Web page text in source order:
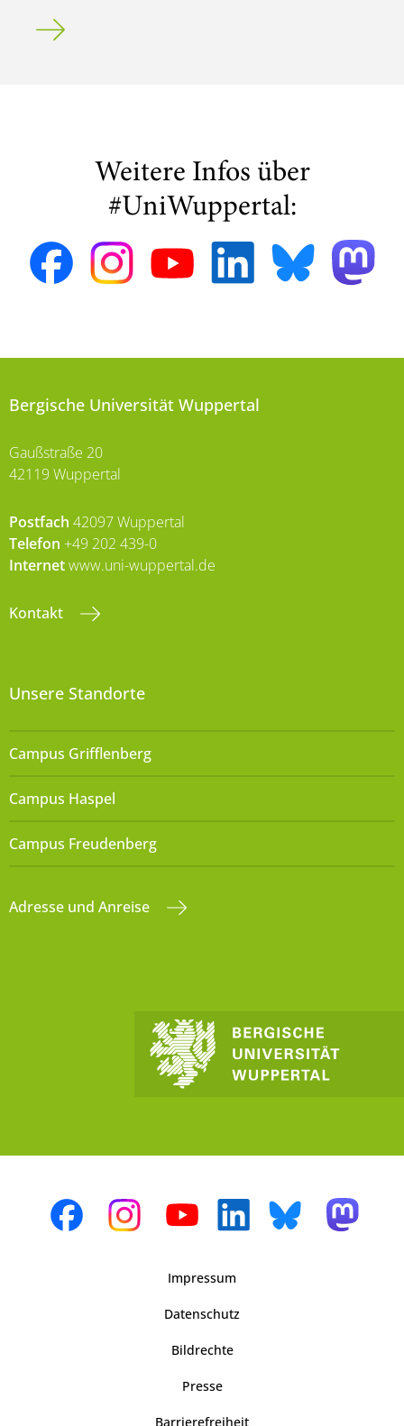
Bergische Universität zeichnet Daniel Neumaier mit dem
Weitere Infos über
#UniWuppertal:
Bergische Universität Wuppertal
Gaußstraße 20
42119 Wuppertal
Postfach 42097 Wuppertal
Telefon +49 202 439-0
Internetwww.uni-wuppertal.de
Kontakt
Unsere Standorte
Campus Grifflenberg
Campus Haspel
Campus Freudenberg
Adresse und Anreise
Impressum
Datenschutz
Bildrechte
Presse
Barrierefreiheit